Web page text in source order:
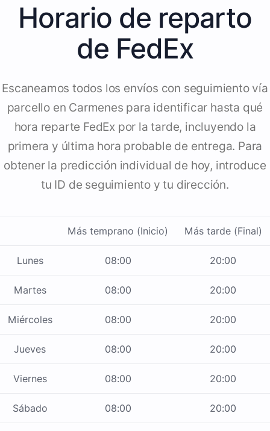
Horario de reparto
de FedEx
Escaneamos todos los envíos con seguimiento vía
parcello en Carmenes para identificar hasta qué
hora reparte FedEx por la tarde, incluyendo la
primera y última hora probable de entrega. Para
obtener la predicción individual de hoy, introduce
tu ID de seguimiento y tu dirección.
Más temprano (Inicio) Más tarde (Final)
Lunes 08:00 20:00
Martes 08:00 20:00
Miércoles 08:00 20:00
Jueves 08:00 20:00
Viernes 08:00 20:00
Sábado 08:00 20:00